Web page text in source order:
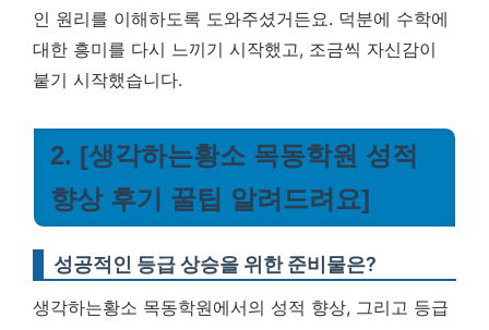
인 원리를 이해하도록 도와주셨거든요. 덕분에 수학에
대한 흥미를 다시 느끼기 시작했고, 조금씩 자신감이
붙기 시작했습니다.
2. [생각하는황소 목동학원 성적
향상 후기 꿀팁 알려드려요]
성공적인 등급 상승을 위한 준비물은?
생각하는황소 목동학원에서의 성적 향상, 그리고 등급